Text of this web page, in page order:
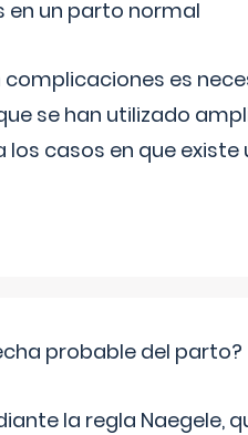
en un parto normal
complicaciones es
se han utilizado
casos en que
probable del parto?
la regla Naegele,